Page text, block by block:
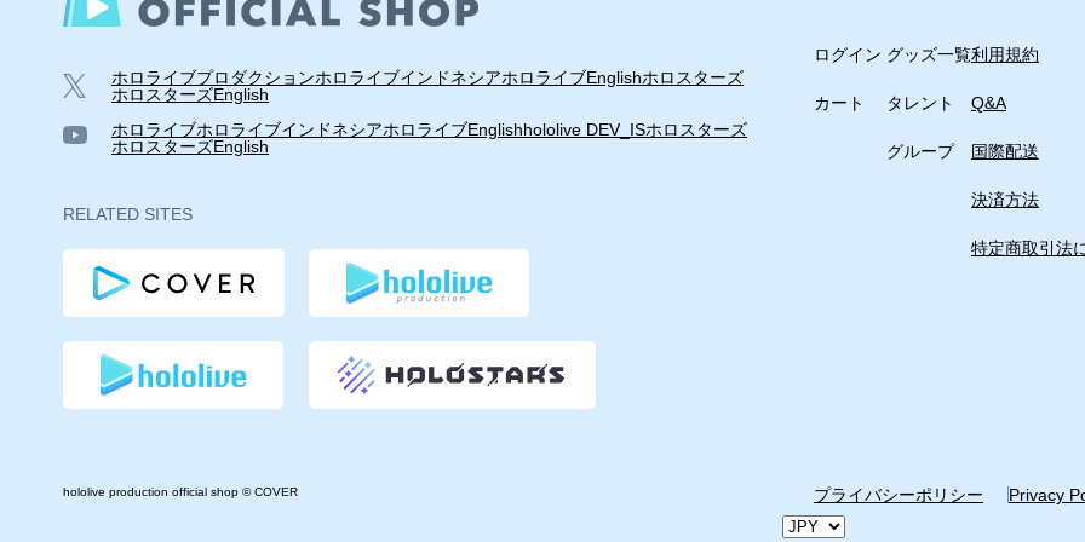
ホロライブプロダクションホロライブインドネシアホロライブEnglishホロスターズ
ホロスターズEnglish
ホロライブホロライブインドネシアホロライブEnglishhololive DEV_ISホロスターズ
ホロスターズEnglish
RELATED SITES
ログイン
カート
グッズ一覧
タレント
グループ
利用規約
Q&A
国際配送
決済方法
特定商取引法
hololive production official shop © COVER プライバシーポリシー Privacy